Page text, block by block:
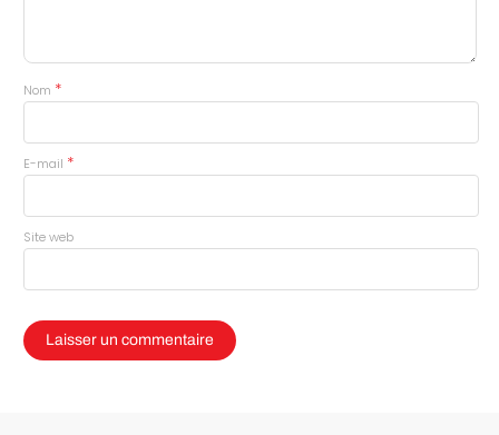
Nom *
E-mail *
Site web